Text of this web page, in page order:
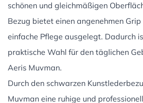
schönen und gleichmäßigen
Bezug bietet einen angenehmen
einfache Pflege ausgelegt. Dadurch
praktische Wahl für den täglichen
Aeris Muvman.
Durch den schwarzen
Muvman eine ruhige und